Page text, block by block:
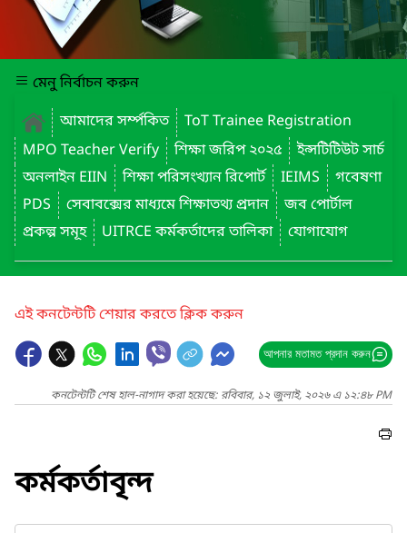
মেনু নির্বাচন করুন
আমাদের সর্ম্পকিত
ToT Trainee Registration
MPO Teacher Verify
শিক্ষা জরিপ ২০২৫
ইন্সটিটিউট সার্চ
অনলাইন EIIN
শিক্ষা পরিসংখ্যান রিপোর্ট IEIMS
গবেষণা
PDS
সেবাবক্সের মাধ্যমে শিক্ষাতথ্য প্রদান
জব পোর্টাল
প্রকল্প সমূহ
UITRCE কর্মকর্তাদের তালিকা যোগাযোগ
এই কনটেন্টটি শেয়ার করতে ক্লিক করুন
আপনার মতামত প্রদান করুন
কনটেন্টটি শেষ হাল-নাগাদ করা হয়েছে: রবিবার, ১২ জুলাই, ২০২৬ এ ১২:৪৮ PM
কর্মকর্তাবৃন্দ